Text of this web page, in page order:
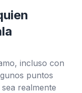
incluso con
puntos
realmente